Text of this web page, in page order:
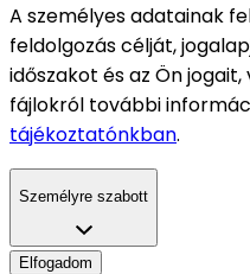
A személyes adatainak
feldolgozás célját,
időszakot és az Ön
fájlokról további
tájékoztatónkban.
Személyre szabott
Elfogadom